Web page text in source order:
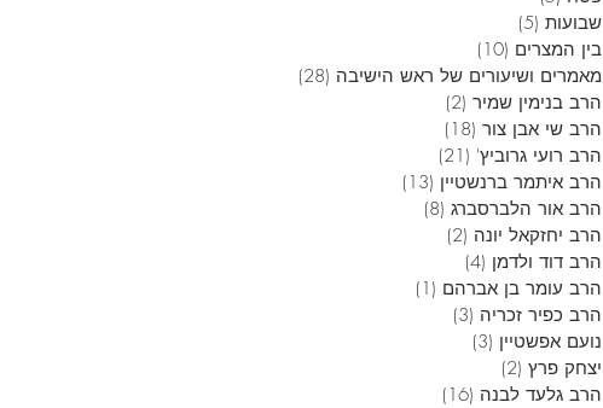
שבועות (5)
בין המצרים (10)
מאמרים ושיעורים של ראש הישיבה (28)
הרב בנימין שמיר (2)
הרב שי אבן צור (18)
הרב רועי גרוביץ' (21)
הרב איתמר ברנשטיין (13)
הרב אור הלברסברג (8)
הרב יחזקאל יונה (2)
הרב דוד ולדמן (4)
הרב עומר בן אברהם (1)
הרב כפיר זכריה (3)
נועם אפשטיין (3)
יצחק פרץ (2)
הרב גלעד לבנה (16)